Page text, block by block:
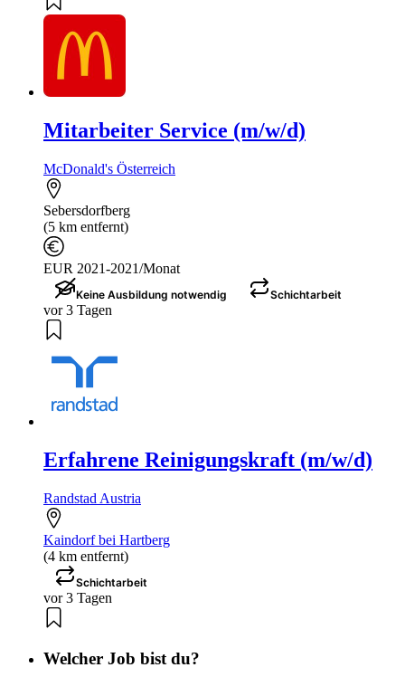
Mitarbeiter Service (m/w/d)
McDonald's Österreich
Sebersdorfberg
(5 km entfernt)
EUR 2021-2021/Monat
Keine Ausbildung notwendig Schichtarbeit
vor 3 Tagen
Erfahrene Reinigungskraft (m/w/d)
Randstad Austria
Kaindorf bei Hartberg
(4 km entfernt)
Schichtarbeit
vor 3 Tagen
Welcher Job bist du?